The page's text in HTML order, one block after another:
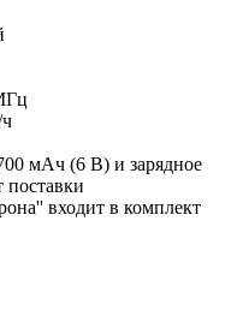
мАч (6 В) и зарядное
поставки
входит в комплект